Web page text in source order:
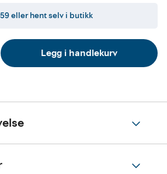
59eller hent selv i butikk
Legg i handlekurv